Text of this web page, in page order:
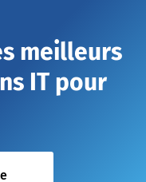
meilleurs
IT pour